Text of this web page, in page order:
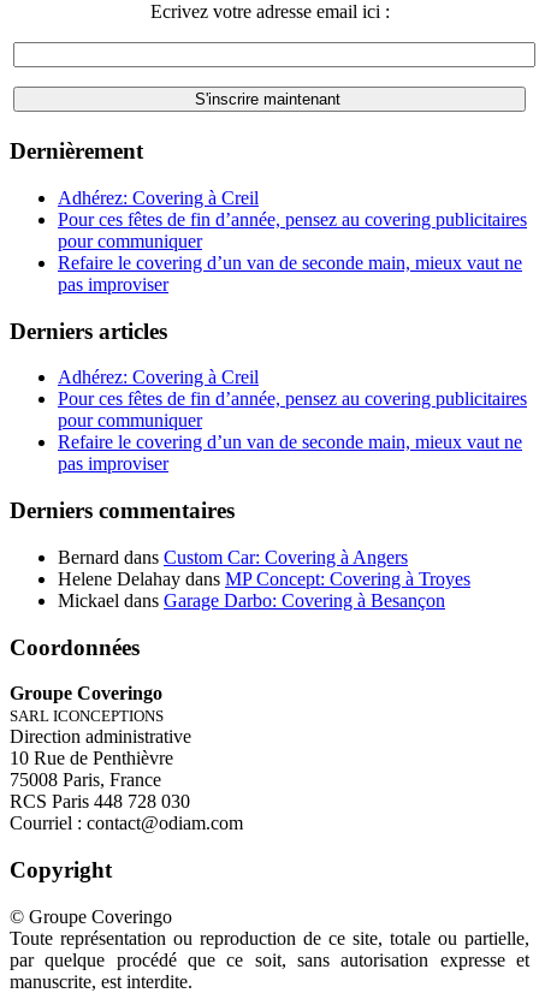
Ecrivez votre adresse email ici :
Dernièrement
Adhérez: Covering à Creil
Pour ces fêtes de fin d’année, pensez au covering publicitaires
pour communiquer
Refaire le covering d’un van de seconde main, mieux vaut ne
pas improviser
Derniers articles
Adhérez: Covering à Creil
Pour ces fêtes de fin d’année, pensez au covering publicitaires
pour communiquer
Refaire le covering d’un van de seconde main, mieux vaut ne
pas improviser
Derniers commentaires
Bernard dans Custom Car: Covering à Angers
Helene Delahay dans MP Concept: Covering à Troyes
Mickael dans Garage Darbo: Covering à Besançon
Coordonnées
Groupe Coveringo
SARL ICONCEPTIONS
Direction administrative
10 Rue de Penthièvre
75008 Paris, France
RCS Paris 448 728 030
Courriel : contact@odiam.com
Copyright
© Groupe Coveringo
Toute représentation ou reproduction de ce site, totale ou partielle,
par quelque procédé que ce soit, sans autorisation expresse et
manuscrite, est interdite.